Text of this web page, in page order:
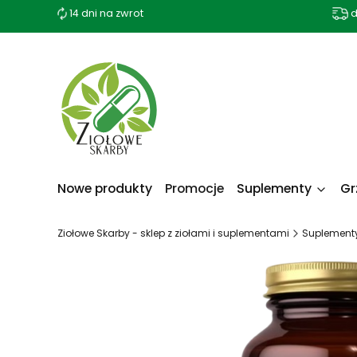
14 dni na zwrot
Nowe produkty Promocje Suplementy
Ziołowe Skarby - sklep z ziołami i suplementami